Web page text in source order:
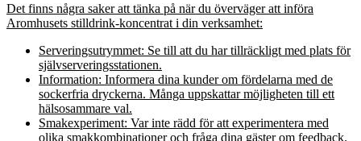
Det finns några saker att tänka på när du överväger att införa
Aromhusets stilldrink-koncentrat i din verksamhet:
Serveringsutrymmet: Se till att du har tillräckligt med plats för
självserveringsstationen.
Information: Informera dina kunder om fördelarna med de
sockerfria dryckerna. Många uppskattar möjligheten till ett
hälsosammare val.
Smakexperiment: Var inte rädd för att experimentera med
olika smakkombinationer och fråga dina gäster om feedback.